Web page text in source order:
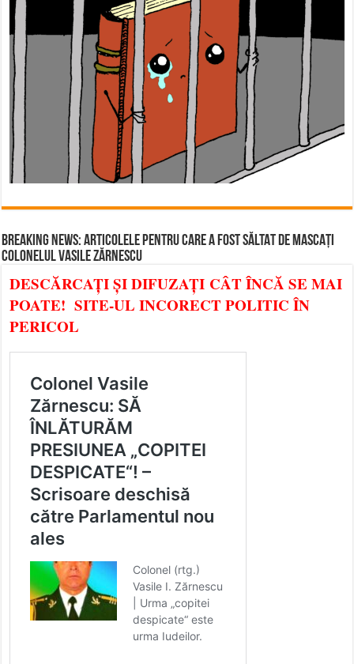
BREAKING NEWS: ARTICOLELE PENTRU CARE A FOST SĂLTAT DE MASCAȚI
COLONELUL VASILE ZĂRNESCU
DESCĂRCAȚI ȘI DIFUZAȚI CÂT ÎNCĂ SE MAI
POATE! SITE-UL INCORECT POLITIC ÎN
PERICOL